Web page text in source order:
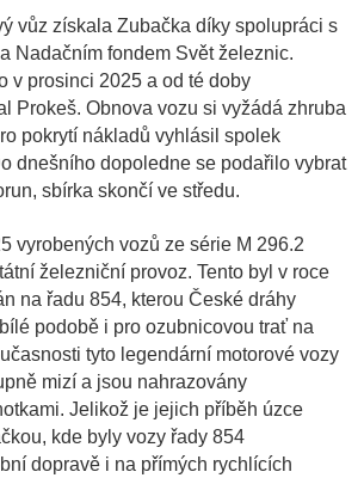
vůz získala Zubačka díky spolupráci s
Nadačním fondem Svět železnic.
v prosinci 2025 a od té doby
Prokeš. Obnova vozu si vyžádá zhruba
pokrytí nákladů vyhlásil spolek
dnešního dopoledne se podařilo vybrat
sbírka skončí ve středu.
vyrobených vozů ze série M 296.2
železniční provoz. Tento byl v roce
na řadu 854, kterou České dráhy
podobě i pro ozubnicovou trať na
tyto legendární motorové vozy
mizí a jsou nahrazovány
Jelikož je jejich příběh úzce
kde byly vozy řady 854
dopravě i na přímých rychlících